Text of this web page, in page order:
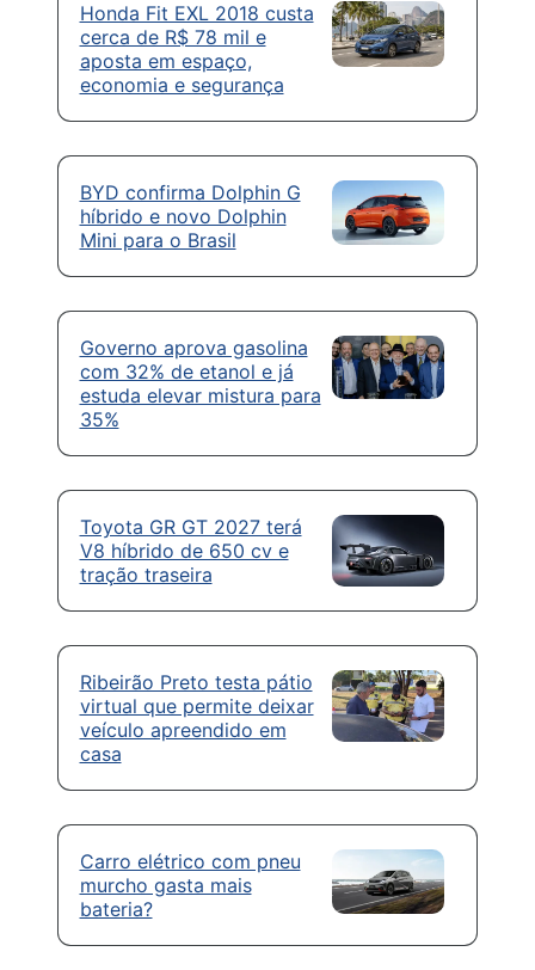
Honda Fit EXL 2018 custa
cerca de R$ 78 mil e
aposta em espaço,
economia e segurança
BYD confirma Dolphin G
híbrido e novo Dolphin
Mini para o Brasil
Governo aprova gasolina
com 32% de etanol e já
estuda elevar mistura para
35%
Toyota GR GT 2027 terá
V8 híbrido de 650 cv e
tração traseira
Ribeirão Preto testa pátio
virtual que permite deixar
veículo apreendido em
casa
Carro elétrico com pneu
murcho gasta mais
bateria?